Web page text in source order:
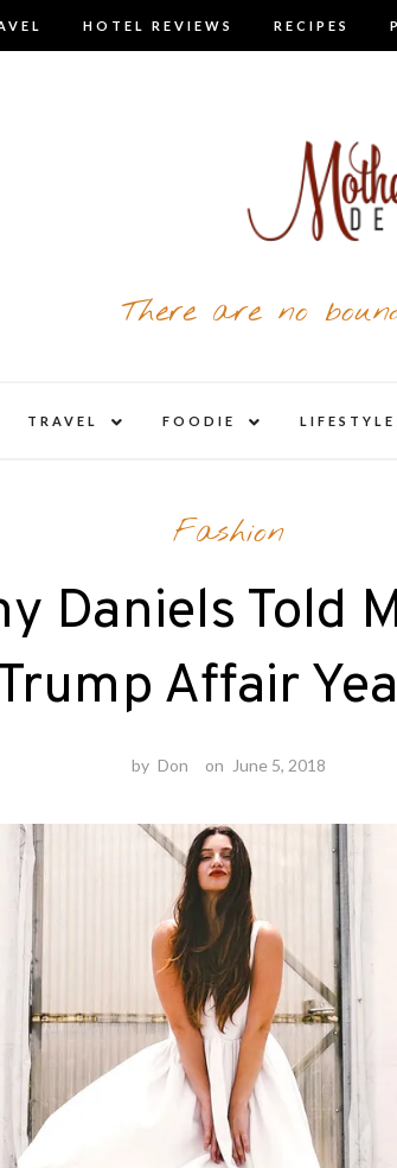
HOTEL REVIEWS RECIPES
There are no
TRAVEL
child
FOODIE
child
LIFESTYLE
Fashion
Daniels Told
Affair
by Don on June 5, 2018